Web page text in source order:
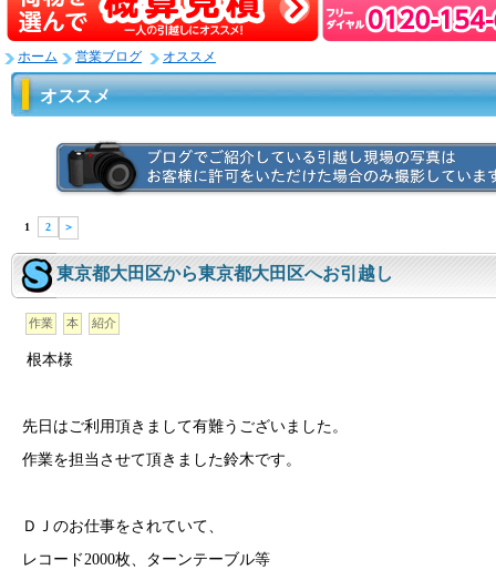
ホーム 営業ブログ オススメ
オススメ
1 2 ＞
東京都大田区から東京都大田区へお引越し
作業 本 紹介
根本様
先日はご利用頂きまして有難うございました。
作業を担当させて頂きました鈴木です。
ＤＪのお仕事をされていて、
レコード2000枚、ターンテーブル等